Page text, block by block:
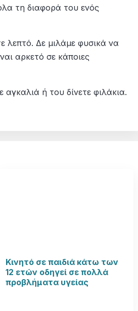
τη διαφορά του ενός
λεπτό. Δε μιλάμε φυσικά να
αρκετό σε κάποιες
ή του δίνετε φιλάκια.
Κινητό σε παιδιά κάτω των
12 ετών οδηγεί σε πολλά
προβλήματα υγείας